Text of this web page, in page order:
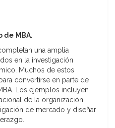
MBA.
una amplia
en la investigación
Muchos de estos
convertirse en parte de
Los ejemplos incluyen
de la organización,
de mercado y diseñar